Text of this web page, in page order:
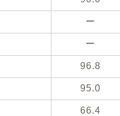
ー
ー
96.8
95.0
66.4